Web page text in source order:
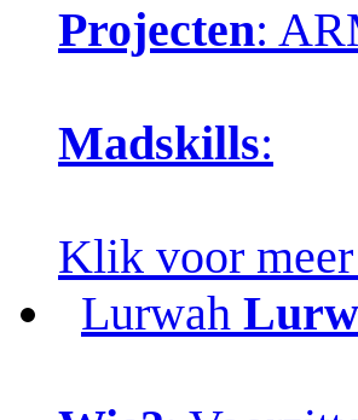
Projecten:
Madskills:
Klik voor
Lurwah